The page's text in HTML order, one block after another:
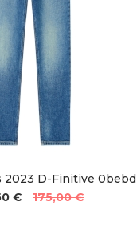
2023 D-Finitive 0bebd
€
175,00 €